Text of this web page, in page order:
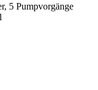
5 Pumpvorgänge